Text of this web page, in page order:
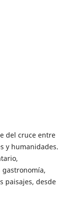
del cruce entre
y humanidades.
paisajes, desde